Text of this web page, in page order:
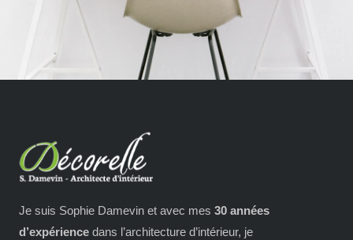
Je suis Sophie Damevin et avec mes 30 années
d’expérience dans l’architecture d’intérieur, je